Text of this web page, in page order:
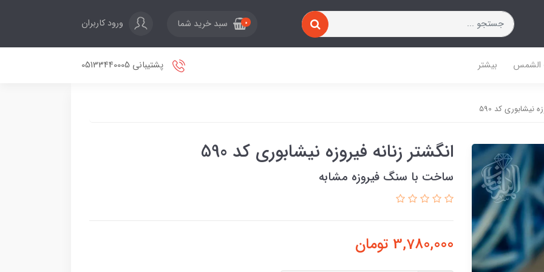
0 سبد خرید شما ورود کاربران
الشمس بیشتر پشتیبانی 05133440005
نیشابوری کد 590
انگشتر زنانه فیروزه نیشابوری کد 590
ساخت با سنگ فیروزه مشابه
3,780,000 تومان